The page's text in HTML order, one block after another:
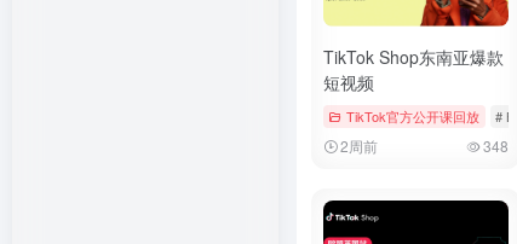
TikTok Shop东南亚爆款
短视频
TikTok官方公开课回放 #
2周前 348